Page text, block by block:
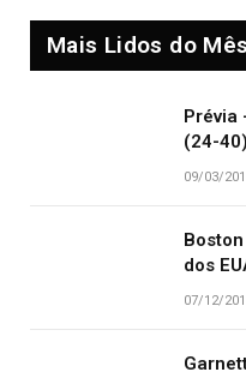
Mais Lidos do Mês
Prévia
(24-40)
09/03/
dos
07/12/